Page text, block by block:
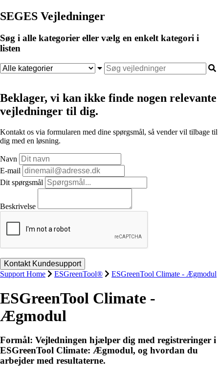
SEGES Vejledninger
Søg i alle kategorier eller vælg en enkelt kategori i
listen
Beklager, vi kan ikke finde nogen relevante
vejledninger til dig.
Kontakt os via formularen med dine spørgsmål, så vender vil tilbage til
dig med en løsning.
Navn
E-mail
Dit spørgsmål
Beskrivelse
Support Home ESGreenTool® ESGreenTool Climate - Ægmodul
ESGreenTool Climate -
Ægmodul
Formål: Vejledningen hjælper dig med registreringer i
ESGreenTool Climate: Ægmodul, og hvordan du
arbejder med resultaterne.